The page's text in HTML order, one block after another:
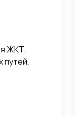
ЖКТ,
путей,